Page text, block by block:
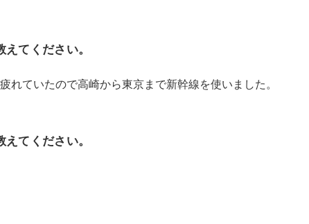
てください。
れていたので高崎から東京まで新幹線を使いました。
てください。